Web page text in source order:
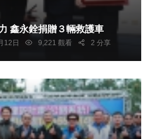
鑫永銓捐贈３輛救護車
12日 9,221 觀看 2 分享